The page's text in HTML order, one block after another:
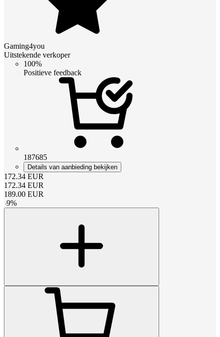
Gaming4you
Uitstekende verkoper
100%
Positieve feedback
187685
Details van aanbieding bekijken
172.34 EUR
172.34 EUR
189.00 EUR
-9%